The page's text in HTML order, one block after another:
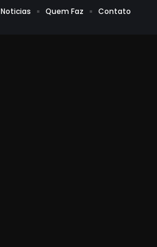
Noticias Quem Faz Contato